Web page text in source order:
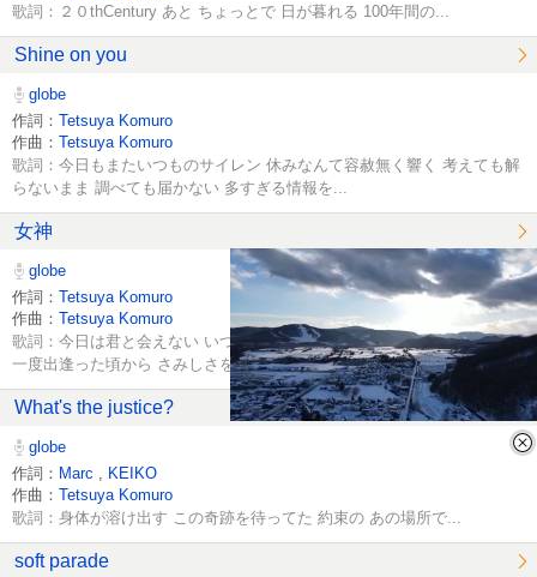
歌詞：２０thCentury あと ちょっとで 日が暮れる 100年間の...
Shine on you
globe
作詞： Tetsuya Komuro
作曲： Tetsuya Komuro
歌詞：今日もまたいつものサイレン 休みなんて容赦無く響く 考えても解
らないまま 調べても届かない 多すぎる情報を...
女神
globe
作詞： Tetsuya Komuro
作曲： Tetsuya Komuro
歌詞：今日は君と会えない いつからか不自然に 想う僕はごく自然で もう
一度出逢った頃から さみしさを穏やかな気持ちに変えるために...
What's the justice?
globe
作詞： Marc
KEIKO
作曲： Tetsuya Komuro
歌詞：身体が溶け出す この奇跡を待ってた 約束の あの場所で...
soft parade